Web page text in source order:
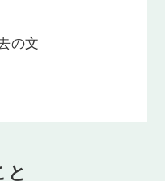
います」のよう
うになります。
between, under
下に」のように、
の文